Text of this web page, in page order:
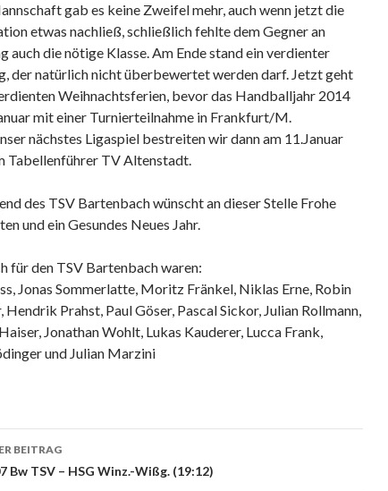
gab es keine Zweifel mehr, auch wenn jetzt die
etwas nachließ, schließlich fehlte dem Gegner an
auch die nötige Klasse. Am Ende stand ein verdienter
der natürlich nicht überbewertet werden darf. Jetzt geht
Weihnachtsferien, bevor das Handballjahr 2014
mit einer Turnierteilnahme in Frankfurt/M.
nächstes Ligaspiel bestreiten wir dann am 11.Januar
Tabellenführer TV Altenstadt.
des TSV Bartenbach wünscht an dieser Stelle Frohe
und ein Gesundes Neues Jahr.
für den TSV Bartenbach waren:
Jonas Sommerlatte, Moritz Fränkel, Niklas Erne, Robin
Hendrik Prahst, Paul Göser, Pascal Sickor, Julian Rollmann,
Jonathan Wohlt, Lukas Kauderer, Lucca Frank,
und Julian Marzini
BEITRAG
Bw TSV – HSG Winz.-Wißg. (19:12)